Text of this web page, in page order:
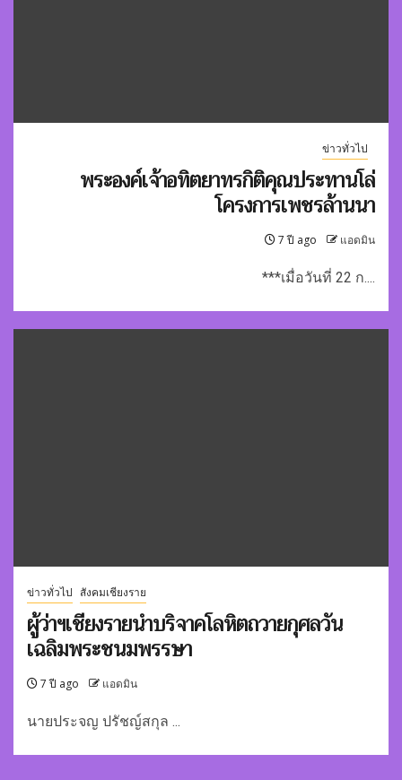
ข่าวทั่วไป
พระองค์เจ้าอทิตยาทรกิติคุณประทานโล่
โครงการเพชรล้านนา
7 ปี ago แอดมิน
***เมื่อวันที่ 22 ก....
ข่าวทั่วไป สังคมเชียงราย
ผู้ว่าฯเชียงรายนำบริจาคโลหิตถวายกุศลวัน
เฉลิมพระชนมพรรษา
7 ปี ago แอดมิน
นายประจญ ปรัชญ์สกุล ...